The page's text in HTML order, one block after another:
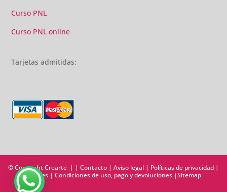
Curso PNL
Curso PNL online
Tarjetas admitidas:
© Copyright Crearte | | Contacto| Aviso legal| Políticas de privacidad|
Cookies |Condiciones de uso, pago y devoluciones |Sitemap